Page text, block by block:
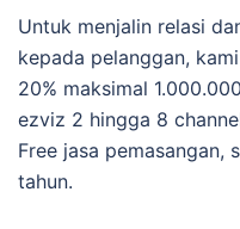
Untuk menjalin relasi
kepada pelanggan,
20% maksimal
ezviz 2 hingga 8
Free jasa pemasangan,
tahun.